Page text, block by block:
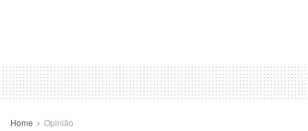
Home Opinião